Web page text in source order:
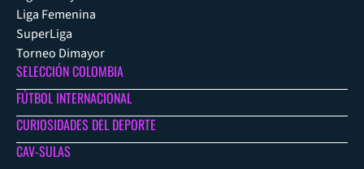
Liga Femenina
SuperLiga
Torneo Dimayor
SELECCIÓN COLOMBIA
FÚTBOL INTERNACIONAL
CURIOSIDADES DEL DEPORTE
CAV-SULAS